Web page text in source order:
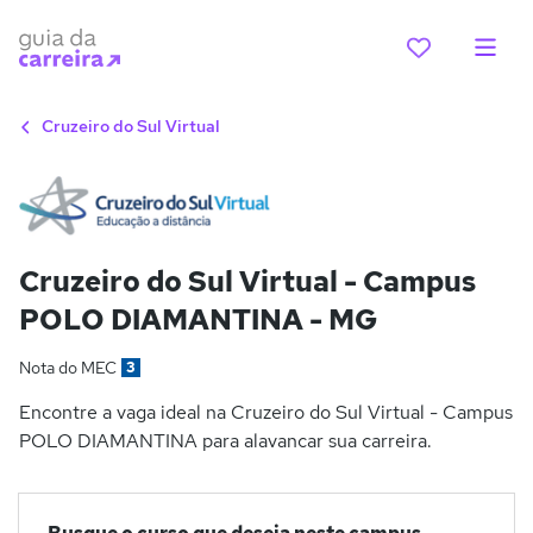
Cruzeiro do Sul Virtual
Cruzeiro do Sul Virtual - Campus
POLO DIAMANTINA - MG
Nota do MEC 3
Encontre a vaga ideal na Cruzeiro do Sul Virtual - Campus
POLO DIAMANTINA para alavancar sua carreira.